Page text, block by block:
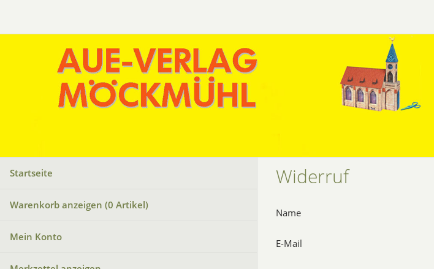
Startseite
Warenkorb anzeigen (0 Artikel)
Mein Konto
Widerruf
Name
E-Mail